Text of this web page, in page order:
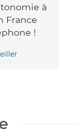
à
France
!